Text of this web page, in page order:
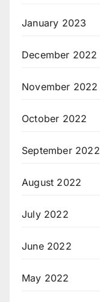
January 2023
December 2022
November 2022
October 2022
September 2022
August 2022
July 2022
June 2022
May 2022